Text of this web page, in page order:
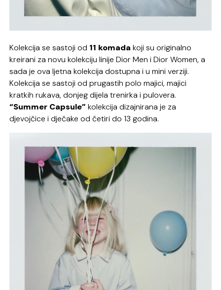
Kolekcija se sastoji od 11 komada koji su originalno
kreirani za novu kolekciju linije Dior Men i Dior Women, a
sada je ova ljetna kolekcija dostupna i u mini verziji.
Kolekcija se sastoji od prugastih polo majici, majici
kratkih rukava, donjeg dijela trenirka i pulovera.
“Summer Capsule” kolekcija dizajnirana je za
djevojčice i dječake od četiri do 13 godina.